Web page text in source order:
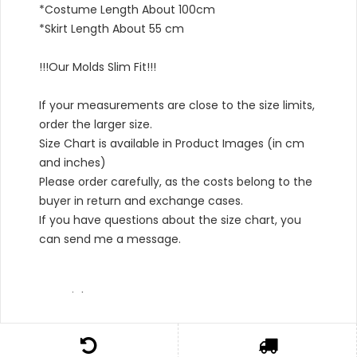
*Costume Length About 100cm
*Skirt Length About 55 cm
!!!Our Molds Slim Fit!!!
If your measurements are close to the size limits,
order the larger size.
Size Chart is available in Product Images (in cm
and inches)
Please order carefully, as the costs belong to the
buyer in return and exchange cases.
If you have questions about the size chart, you
can send me a message.
Material Type :
*Outer: 65% Cotton,%35 polyester